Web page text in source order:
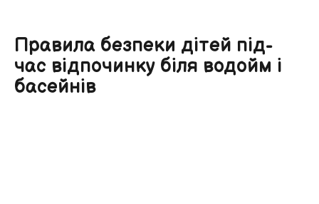
Правила безпеки дітей під-
час відпочинку біля водойм і
басейнів